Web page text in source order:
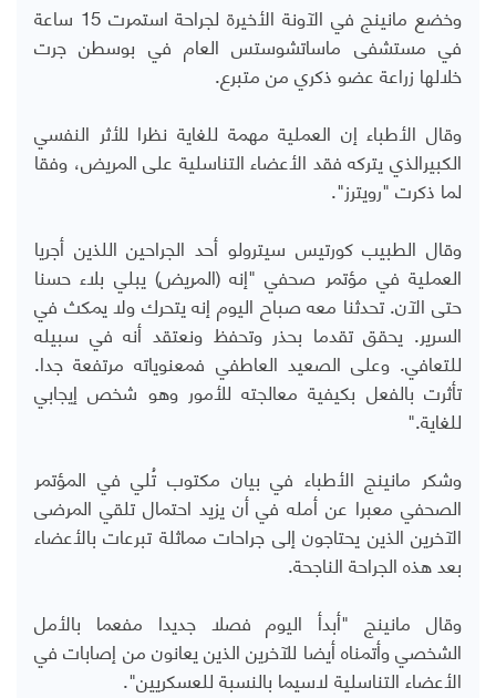
وخضع مانينج في الآونة الأخيرة لجراحة استمرت 15 ساعة
في مستشفى ماساتشوستس العام في بوسطن جرت
خلالها زراعة عضو ذكري من متبرع.
وقال الأطباء إن العملية مهمة للغاية نظرا للأثر النفسي
الكبيرالذي يتركه فقد الأعضاء التناسلية على المريض، وفقا
لما ذكرت "رويترز".
وقال الطبيب كورتيس سيترولو أحد الجراحين اللذين أجريا
العملية في مؤتمر صحفي "إنه (المريض) يبلي بلاء حسنا
حتى الآن. تحدثنا معه صباح اليوم إنه يتحرك ولا يمكث في
السرير. يحقق تقدما بحذر وتحفظ ونعتقد أنه في سبيله
للتعافي. وعلى الصعيد العاطفي فمعنوياته مرتفعة جدا.
تأثرت بالفعل بكيفية معالجته للأمور وهو شخص إيجابي
للغاية."
وشكر مانينج الأطباء في بيان مكتوب تُلي في المؤتمر
الصحفي معبرا عن أمله في أن يزيد احتمال تلقي المرضى
الآخرين الذين يحتاجون إلى جراحات مماثلة تبرعات بالأعضاء
بعد هذه الجراحة الناجحة.
وقال مانينج "أبدأ اليوم فصلا جديدا مفعما بالأمل
الشخصي وأتمناه أيضا للآخرين الذين يعانون من إصابات في
الأعضاء التناسلية لاسيما بالنسبة للعسكريين".